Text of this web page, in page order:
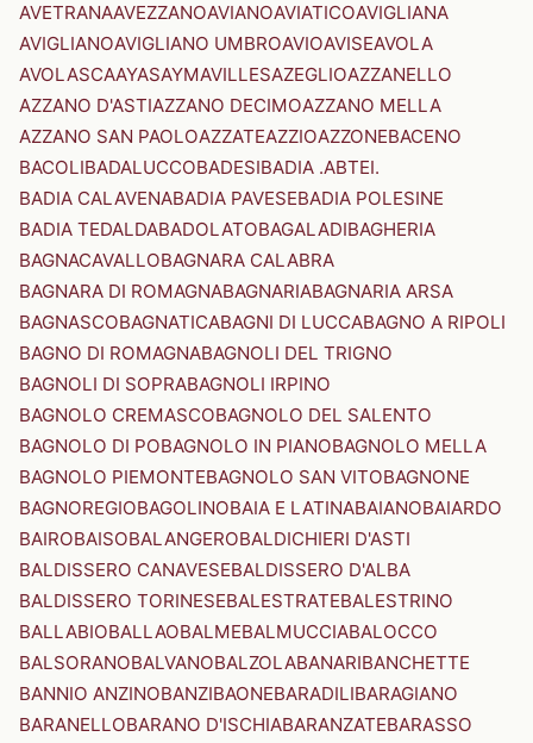
AVETRANAAVEZZANOAVIANOAVIATICOAVIGLIANA
AVIGLIANOAVIGLIANO UMBROAVIOAVISEAVOLA
AVOLASCAAYASAYMAVILLESAZEGLIOAZZANELLO
AZZANO D'ASTIAZZANO DECIMOAZZANO MELLA
AZZANO SAN PAOLOAZZATEAZZIOAZZONEBACENO
BACOLIBADALUCCOBADESIBADIA .ABTEI.
BADIA CALAVENABADIA PAVESEBADIA POLESINE
BADIA TEDALDABADOLATOBAGALADIBAGHERIA
BAGNACAVALLOBAGNARA CALABRA
BAGNARA DI ROMAGNABAGNARIABAGNARIA ARSA
BAGNASCOBAGNATICABAGNI DI LUCCABAGNO A RIPOLI
BAGNO DI ROMAGNABAGNOLI DEL TRIGNO
BAGNOLI DI SOPRABAGNOLI IRPINO
BAGNOLO CREMASCOBAGNOLO DEL SALENTO
BAGNOLO DI POBAGNOLO IN PIANOBAGNOLO MELLA
BAGNOLO PIEMONTEBAGNOLO SAN VITOBAGNONE
BAGNOREGIOBAGOLINOBAIA E LATINABAIANOBAIARDO
BAIROBAISOBALANGEROBALDICHIERI D'ASTI
BALDISSERO CANAVESEBALDISSERO D'ALBA
BALDISSERO TORINESEBALESTRATEBALESTRINO
BALLABIOBALLAOBALMEBALMUCCIABALOCCO
BALSORANOBALVANOBALZOLABANARIBANCHETTE
BANNIO ANZINOBANZIBAONEBARADILIBARAGIANO
BARANELLOBARANO D'ISCHIABARANZATEBARASSO